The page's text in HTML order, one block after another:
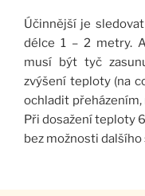
Účinnější je
délce 1 – 2 metry.
musí být tyč
zvýšení teploty (na
ochladit
Při dosažení teploty
bez možnosti dalšího